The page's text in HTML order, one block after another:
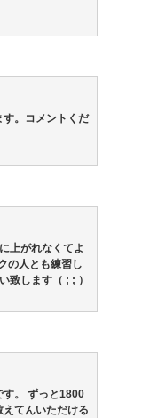
。コメントくだ
上がれなくてよ
の人とも練習し
致します（ ; ; ）
す。 ずっと1800
てんいただける